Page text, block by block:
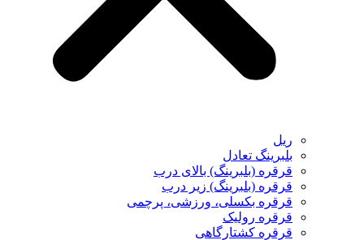
ریل
بلبرینگ تعادل
قرقره (بلبرینگ) بالای درب
قرقره (بلبرینگ) زیر درب
قرقره بکسلی، ورزشی، پرچمی
قرقره رولیک
قرقره کشتارگاهی